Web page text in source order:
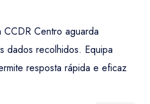
CCDR Centro aguarda
dados recolhidos. Equipa
resposta rápida e eficaz